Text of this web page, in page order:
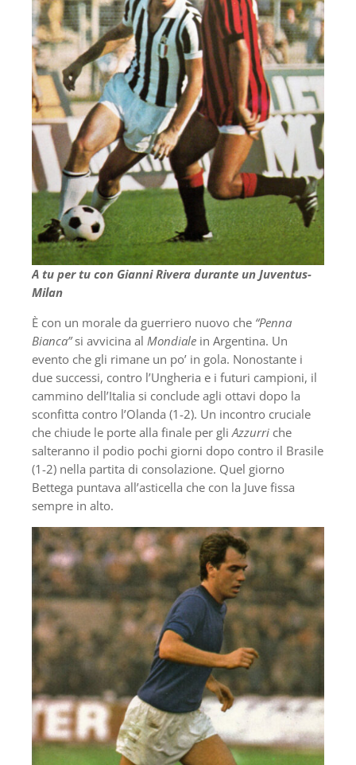
A tu per tu con Gianni Rivera durante un Juventus-
Milan
È con un morale da guerriero nuovo che “Penna
Bianca”si avvicina al Mondiale in Argentina. Un
evento che gli rimane un po’ in gola. Nonostante i
due successi, contro l’Ungheria e i futuri campioni, il
cammino dell’Italia si conclude agli ottavi dopo la
sconfitta contro l’Olanda (1-2). Un incontro cruciale
che chiude le porte alla finale per gliAzzurri che
salteranno il podio pochi giorni dopo contro il Brasile
(1-2) nella partita di consolazione. Quel giorno
Bettega puntava all’asticella che con la Juve fissa
sempre in alto.